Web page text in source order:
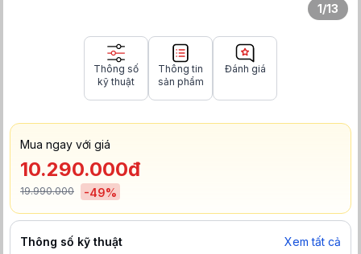
1/13
Thông số
kỹ thuật
Thông tin
sản phẩm
Đánh giá
Mua ngay với giá
10.290.000đ
19.990.000 -49%
Thông số kỹ thuật Xem tất cả